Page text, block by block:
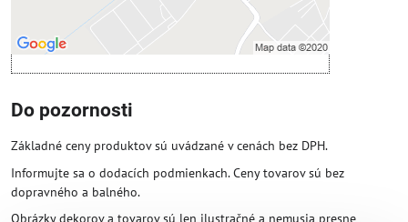
Otvoriť obsah v novom okne
Do pozornosti
Základné ceny produktov sú uvádzané v cenách bez DPH.
Informujte sa o dodacích podmienkach. Ceny tovarov sú bez
dopravného a balného.
Obrázky dekorov a tovarov sú len ilustračné a nemusia presne